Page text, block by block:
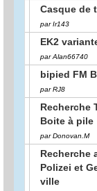
Casque de
par Ir143
EK2
par Alan66740
bipied FM
par RJ8
Recherche
Boite à pile
par Donovan.M
Recherche
Polizei et
ville